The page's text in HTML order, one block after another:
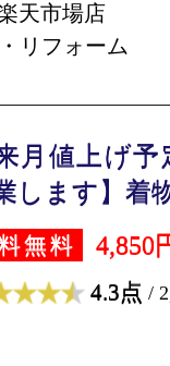
天市場店
リフォーム
来月値上げ
します】着
無料 4,850
4.3点 /